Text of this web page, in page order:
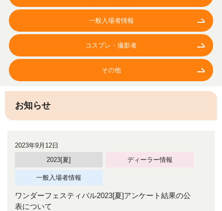
一般入場者情報
コスプレ・撮影者
その他
お知らせ
2023年9月12日
2023[夏]
ディーラー情報
一般入場者情報
ワンダーフェスティバル2023[夏]アンケート結果の公
表について